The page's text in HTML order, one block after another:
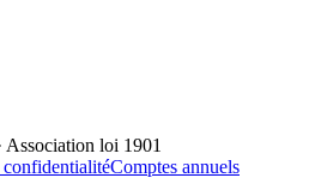
Association loi 1901
Comptes annuels